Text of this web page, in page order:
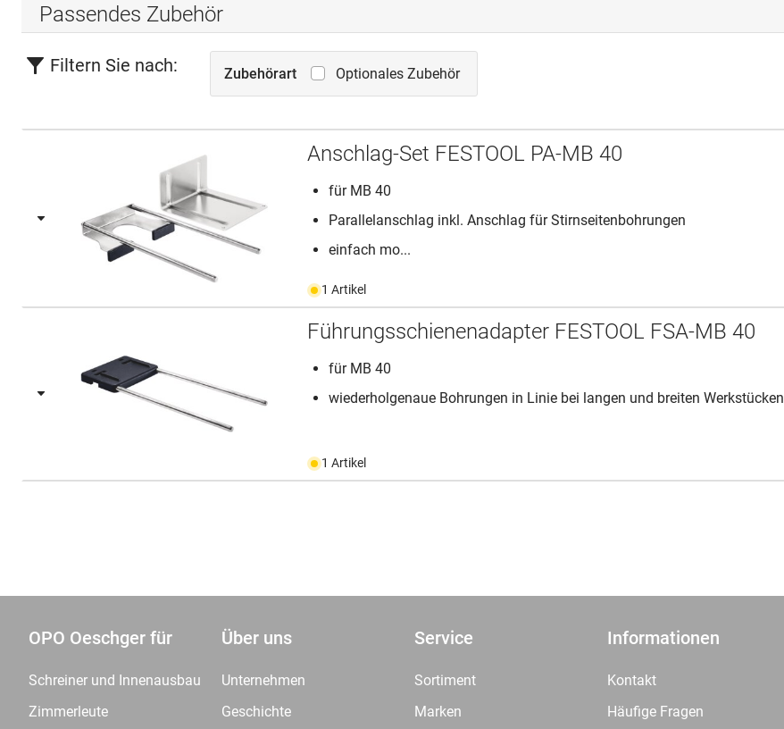
Passendes Zubehör
Filtern Sie nach: Zubehörart Optionales Zubehör
Anschlag-Set FESTOOL PA-MB 40
für MB 40
Parallelanschlag inkl. Anschlag für Stirnseitenbohrungen
einfach mo...
1 Artikel
Führungsschienenadapter FESTOOL FSA-MB 40
für MB 40
wiederholgenaue Bohrungen in Linie bei langen und breiten Werkstücken
1 Artikel
OPO Oeschger für
Schreiner und Innenausbau
Zimmerleute
Über uns
Unternehmen
Geschichte
Service
Sortiment
Marken
Informationen
Kontakt
Häufige Fragen